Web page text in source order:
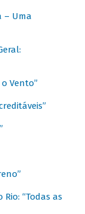
– Uma
Vento”
“Todas as